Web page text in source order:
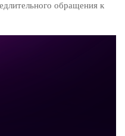
обращения к